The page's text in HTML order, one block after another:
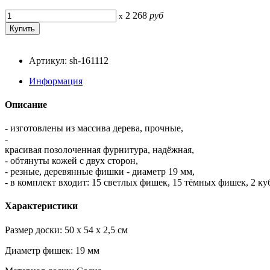
x 2 268 руб
Артикул: sh-161112
Информация
Описание
- изготовлены из массива дерева, прочные,
-
красивая позолоченная фурнитура, надёжная,
- обтянуты кожей с двух сторон,
- резные, деревянные фишки - диаметр 19 мм,
- в комплект входит: 15 светлых фишек, 15 тёмных фишек, 2
Характеристики
Размер доски: 50 x 54 x 2,5 см
Диаметр фишек: 19 мм